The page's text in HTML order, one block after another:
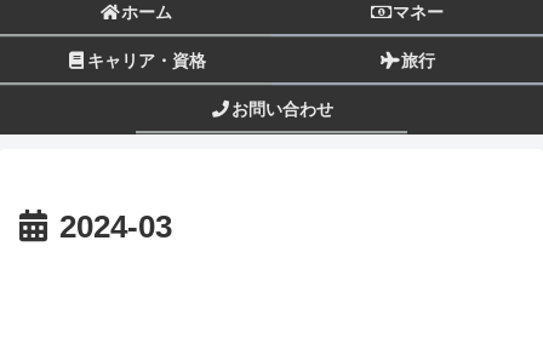
ホーム マネー
キャリア・資格 旅行
お問い合わせ
2024-03